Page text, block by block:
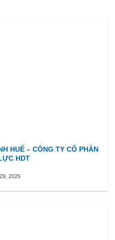
HUẾ – CÔNG TY CỔ PHẦN
HDT
2025